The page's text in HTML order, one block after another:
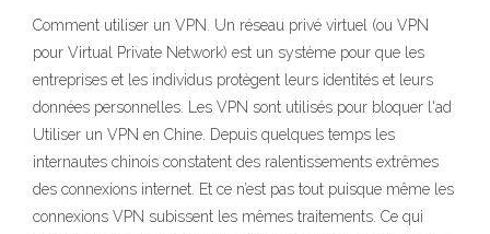
Comment utiliser un VPN. Un réseau privé virtuel (ou VPN
pour Virtual Private Network) est un système pour que les
entreprises et les individus protègent leurs identités et leurs
données personnelles. Les VPN sont utilisés pour bloquer l'ad
Utiliser un VPN en Chine. Depuis quelques temps les
internautes chinois constatent des ralentissements extrêmes
des connexions internet. Et ce n’est pas tout puisque même les
connexions VPN subissent les mêmes traitements. Ce qui